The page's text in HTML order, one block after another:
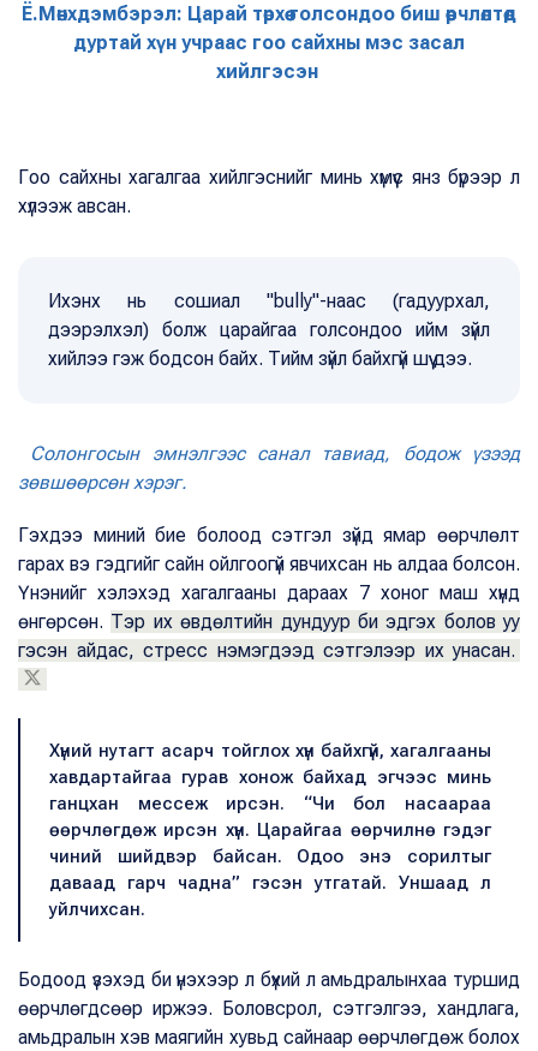
Ё.Мөнхдэмбэрэл: Царай төрхөө голсондоо биш өөрчлөлтөд
дуртай хүн учраас гоо сайхны мэс засал
хийлгэсэн
Гоо сайхны хагалгаа хийлгэснийг минь хүмүүс янз бүрээр л
хүлээж авсан.
Ихэнх нь сошиал "bully"-наас (гадуурхал,
дээрэлхэл) болж царайгаа голсондоо ийм зүйл
хийлээ гэж бодсон байх. Тийм зүйл байхгүй шүү дээ.
Солонгосын эмнэлгээс санал тавиад, бодож үзээд
зөвшөөрсөн хэрэг.
Гэхдээ миний бие болоод сэтгэл зүйд ямар өөрчлөлт
гарах вэ гэдгийг сайн ойлгоогүй явчихсан нь алдаа болсон.
Үнэнийг хэлэхэд хагалгааны дараах 7 хоног маш хүнд
өнгөрсөн. Тэр их өвдөлтийн дундуур би эдгэх болов уу
гэсэн айдас, стресс нэмэгдээд сэтгэлээр их унасан.
Хүний нутагт асарч тойглох хүн байхгүй, хагалгааны
хавдартайгаа гурав хонож байхад эгчээс минь
ганцхан мессеж ирсэн. “Чи бол насаараа
өөрчлөгдөж ирсэн хүн. Царайгаа өөрчилнө гэдэг
чиний шийдвэр байсан. Одоо энэ сорилтыг
даваад гарч чадна” гэсэн утгатай. Уншаад л
уйлчихсан.
Бодоод үзэхэд би үнэхээр л бүхий л амьдралынхаа туршид
өөрчлөгдсөөр иржээ. Боловсрол, сэтгэлгээ, хандлага,
амьдралын хэв маягийн хувьд сайнаар өөрчлөгдөж болох